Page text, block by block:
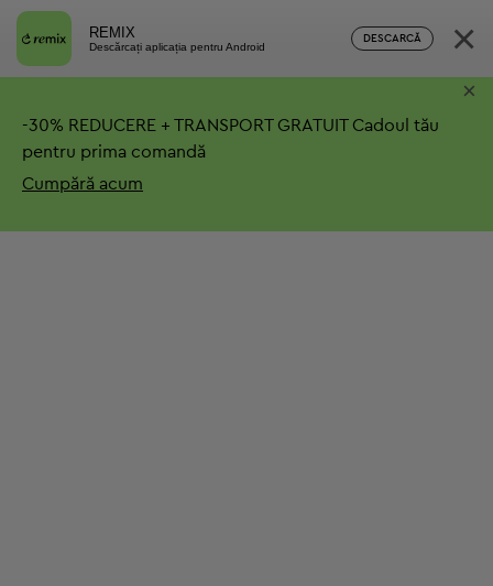
REMIX
Descărcați aplicația pentru Android
DESCARCĂ ×
-30% REDUCERE + TRANSPORT GRATUITCadoul tău
pentru prima comandă
Cumpără acum
×